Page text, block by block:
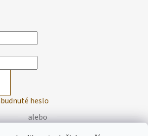
heslo
alebo